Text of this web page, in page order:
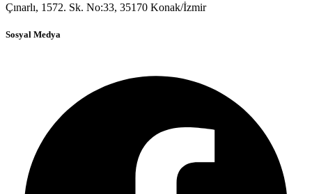
Çınarlı, 1572. Sk. No:33, 35170 Konak/İzmir
Sosyal Medya